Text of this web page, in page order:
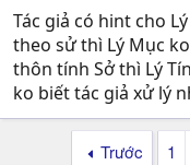
Tác giả có hint cho
theo sử thì Lý Mục
thôn tính Sở thì Lý
ko biết tác giả xử lý
Trước 1